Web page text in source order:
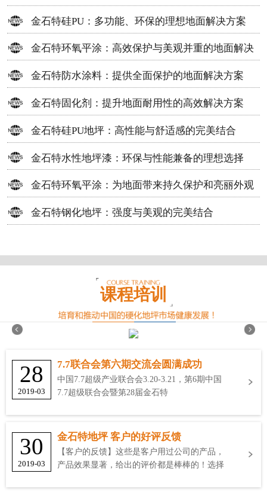
金石特硅PU：多功能、环保的理想地面解决方案
金石特环氧平涂：高效保护与美观并重的地面解决
方案
金石特防水涂料：提供全面保护的地面解决方案
金石特固化剂：提升地面耐用性的高效解决方案
金石特硅PU地坪：高性能与舒适感的完美结合
金石特水性地坪漆：环保与性能兼备的理想选择
金石特环氧平涂：为地面带来持久保护和亮丽外观
金石特钢化地坪：强度与美观的完美结合
课程培训
28
2019-03
7.7联合会第六期交流会圆满成功
中国7.7超级产业联合会3.20-3.21，第6期中国
7.7超级联合会暨第28届金石特
30
2019-03
金石特地坪 客户的好评反馈
【客户的反馈】这些是客户用过公司的产品，
产品效果显著，给出的评价都是棒棒的！选择